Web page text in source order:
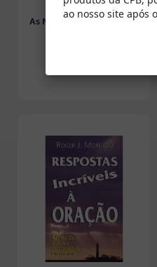
As Melhores Receitas de
ao nosso site após